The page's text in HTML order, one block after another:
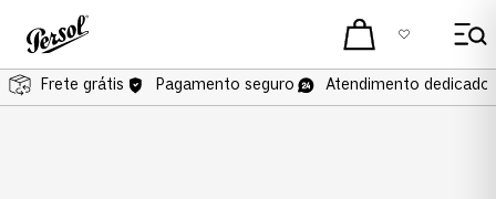
Frete grátis Pagamento seguro Atendimento dedicado